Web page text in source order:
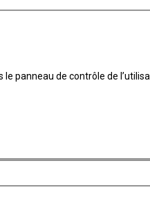
panneau de contrôle de